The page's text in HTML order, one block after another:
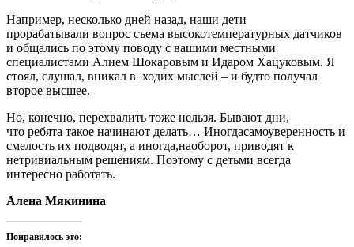
Например, несколько дней назад, наши дети
прорабатывали вопрос съема высокотемпературных датчиков
и общались по этому поводу с вашими местными
специалистами Алием Шокаровым и Идаром Хацуковым. Я
стоял, слушал, вникал в ходих мыслей – и будто получал
второе высшее.
Но, конечно, перехвалить тоже нельзя. Бывают дни,
что ребята такое начинают делать… Иногдасамоуверенность и
смелость их подводят, а иногда,наоборот, приводят к
нетривиальным решениям. Поэтому с детьми всегда
интересно работать.
Алена Мякинина
Понравилось это: